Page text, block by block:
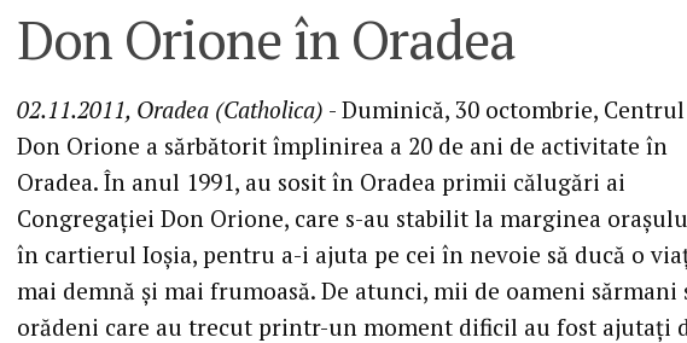
Don Orione în Oradea
02.11.2011, Oradea (Catholica) - Duminică, 30 octombrie, Centrul
Don Orione a sărbătorit împlinirea a 20 de ani de activitate în
Oradea. În anul 1991, au sosit în Oradea primii călugări ai
Congregaţiei Don Orione, care s-au stabilit la marginea
în cartierul Ioşia, pentru a-i ajuta pe cei în nevoie să ducă o
mai demnă şi mai frumoasă. De atunci, mii de oameni sărmani
orădeni care au trecut printr-un moment dificil au fost ajutaţi